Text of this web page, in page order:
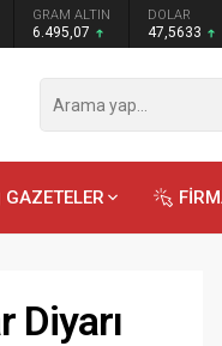
DOLAR
47,5633
EURO
54,9784
GAZETELER
Diyarı